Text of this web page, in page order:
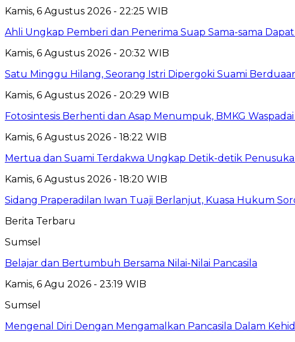
Kamis, 6 Agustus 2026 - 22:25 WIB
Ahli Ungkap Pemberi dan Penerima Suap Sama-sama Dapat
Kamis, 6 Agustus 2026 - 20:32 WIB
Satu Minggu Hilang, Seorang Istri Dipergoki Suami
Kamis, 6 Agustus 2026 - 20:29 WIB
Fotosintesis Berhenti dan Asap Menumpuk, BMKG
Kamis, 6 Agustus 2026 - 18:22 WIB
Mertua dan Suami Terdakwa Ungkap Detik-detik
Kamis, 6 Agustus 2026 - 18:20 WIB
Sidang Praperadilan Iwan Tuaji Berlanjut, Kuasa Hukum
Berita Terbaru
Sumsel
Belajar dan Bertumbuh Bersama Nilai-Nilai Pancasila
Kamis, 6 Agu 2026 - 23:19 WIB
Sumsel
Mengenal Diri Dengan Mengamalkan Pancasila Dalam